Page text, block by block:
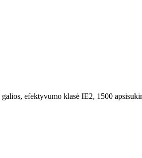
efektyvumo klasė IE2, 1500